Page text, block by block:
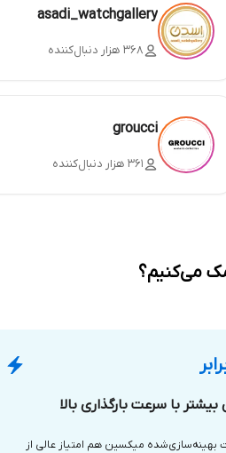
asadi_watchgallery
۳۶۸ هزار دنبال‌کننده
groucci
۳۶۱ هزار دنبال‌کننده
می‌کنیم؟
با سرعت بارگذاری بالا
بهینه‌سازی‌شده میکسین هم امتیاز عالی از